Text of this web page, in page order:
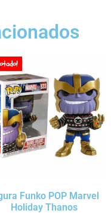
Funko POP Marvel
Holiday Thanos